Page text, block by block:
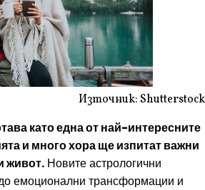
Източник: Shutterstock
като една от най-интересните
и много хора ще изпитат важни
живот. Новите астрологични
емоционални трансформации и